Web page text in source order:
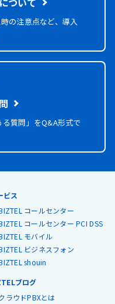
の注意点など、導入
る質問」をQ&A形式で
ビス
コールセンター
コールセンター PCI DSS
モバイル
ビジネスフォン
shouin
ブログ
ラウドPBXとは